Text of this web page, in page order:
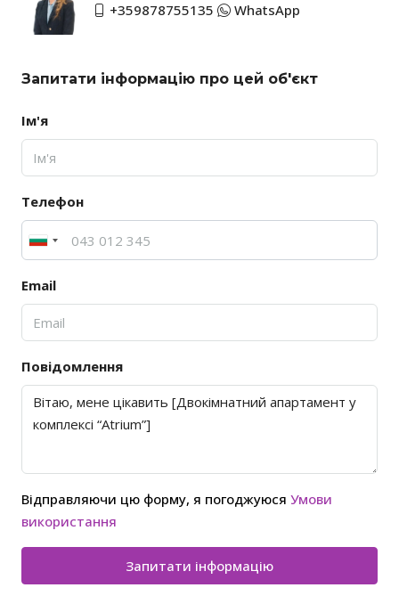
+359878755135
WhatsApp
Запитати інформацію про цей об'єкт
Ім'я
Телефон
Email
Повідомлення
Відправляючи цю форму, я погоджуюся Умови
використання
Запитати інформацію